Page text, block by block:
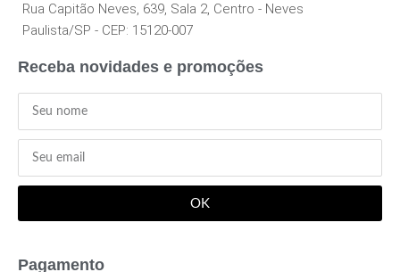
Rua Capitão Neves, 639, Sala 2, Centro - Neves
Paulista/SP - CEP: 15120-007
Receba novidades e promoções
OK
Pagamento